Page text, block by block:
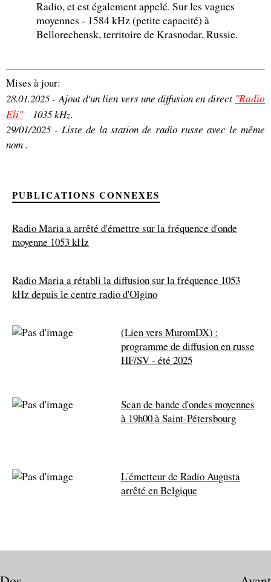
Radio, et est également appelé. Sur les vagues
moyennes - 1584 kHz (petite capacité) à
Bellorechensk, territoire de Krasnodar, Russie.
Mises à jour:
28.01.2025 - Ajout d'un lien vers une diffusion en direct "Radio
Eli"
1035 kHz.
29/01/2025 - Liste de la station de radio russe avec le même
nom .
PUBLICATIONS CONNEXES
Radio Maria a arrêté d'émettre sur la fréquence d'onde
moyenne 1053 kHz
Radio Maria a rétabli la diffusion sur la fréquence 1053
kHz depuis le centre radio d'Olgino
(Lien vers MuromDX) :
programme de diffusion en russe
HF/SV - été 2025
Scan de bande d'ondes moyennes
à 19h00 à Saint-Pétersbourg
L'émetteur de Radio Augusta
arrêté en Belgique